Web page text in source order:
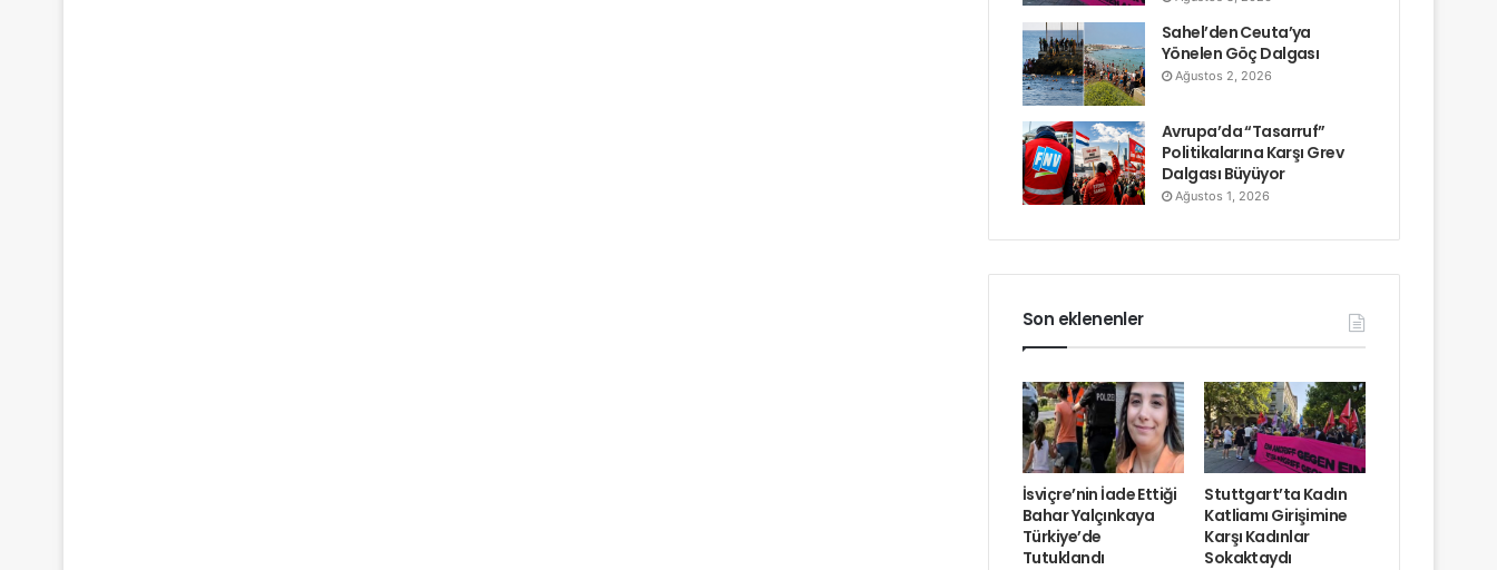
Sahel’den Ceuta’ya
Yönelen Göç Dalgası
Ağustos 2, 2026
Avrupa’da “Tasarruf”
Politikalarına Karşı Grev
Dalgası Büyüyor
Ağustos 1, 2026
Son eklenenler
İsviçre’nin İade Ettiği
Bahar Yalçınkaya
Türkiye’de
Tutuklandı
Stuttgart’ta Kadın
Katliamı Girişimine
Karşı Kadınlar
Sokaktaydı